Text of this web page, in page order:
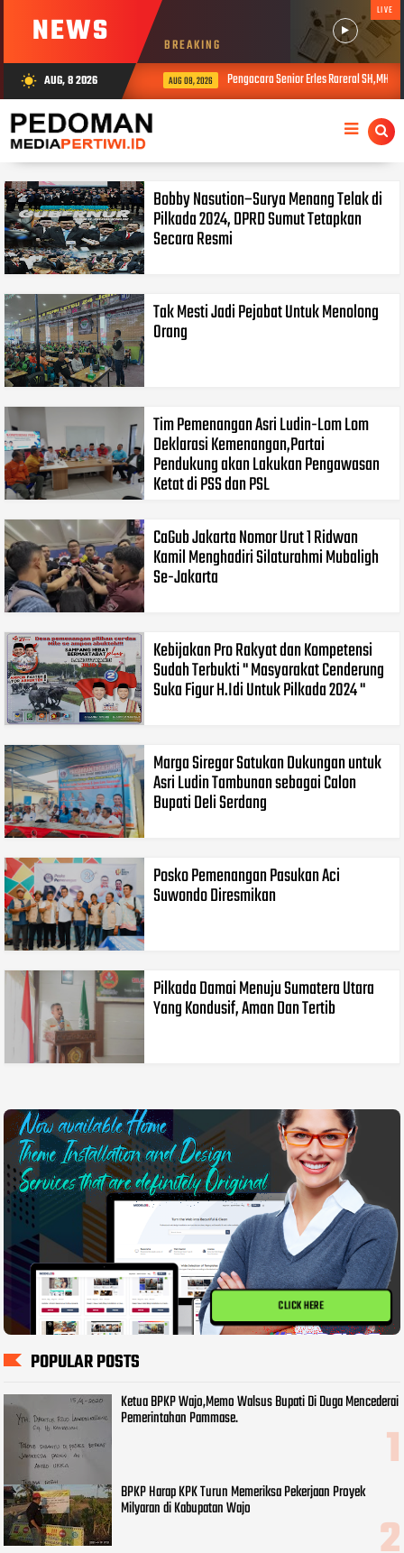
NEWS BREAKING
LIVE
wb_sunny AUG, 8 2026 AUG 08, 2026 Pengacara Senior Erles Rareral
Bobby Nasution–Surya Menang Telak di
Pilkada 2024, DPRD Sumut Tetapkan
Secara Resmi
Tak Mesti Jadi Pejabat Untuk Menolong
Orang
Tim Pemenangan Asri Ludin-Lom Lom
Deklarasi Kemenangan,Partai
Pendukung akan Lakukan Pengawasan
Ketat di PSS dan PSL
CaGub Jakarta Nomor Urut 1 Ridwan
Kamil Menghadiri Silaturahmi Mubaligh
Se-Jakarta
Kebijakan Pro Rakyat dan Kompetensi
Sudah Terbukti " Masyarakat Cenderung
Suka Figur H.Idi Untuk Pilkada 2024 "
Marga Siregar Satukan Dukungan untuk
Asri Ludin Tambunan sebagai Calon
Bupati Deli Serdang
Posko Pemenangan Pasukan Aci
Suwondo Diresmikan
Pilkada Damai Menuju Sumatera Utara
Yang Kondusif, Aman Dan Tertib
CLICK HERE
POPULAR POSTS
Ketua BPKP Wajo,Memo Walsus Bupati Di Duga Mencederai
Pemerintahan Pammase.
BPKP Harap KPK Turun Memeriksa Pekerjaan Proyek
Milyaran di Kabupatan Wajo